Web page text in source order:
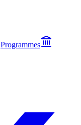
Programmes